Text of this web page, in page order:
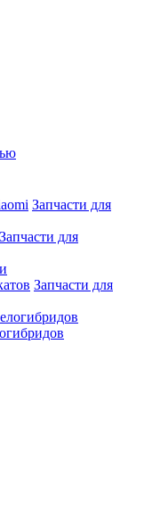
Запчасти для
Запчасти для
Запчасти для